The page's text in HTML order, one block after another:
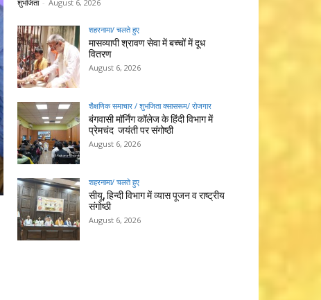
शुभजिता - August 6, 2026
शहरनामा/ चलते हुए
मासव्यापी श्रावण सेवा में बच्चों में दूध
वितरण
August 6, 2026
शैक्षणिक समाचार / शुभजिता क्सासरूम/ रोजगार
बंगवासी मॉर्निंग कॉलेज के हिंदी विभाग में
प्रेमचंद जयंती पर संगोष्ठी
August 6, 2026
शहरनामा/ चलते हुए
सीयू, हिन्दी विभाग में व्यास पूजन व राष्ट्रीय
संगोष्ठी
August 6, 2026